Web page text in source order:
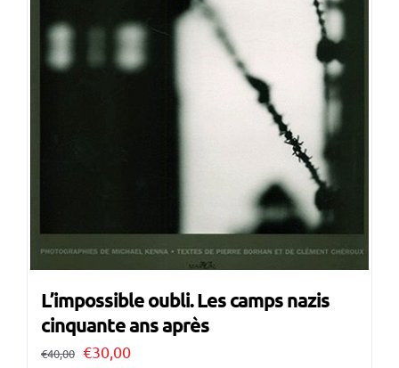
L’impossible oubli. Les camps nazis
cinquante ans après
€40,00 Il
€30,00Il